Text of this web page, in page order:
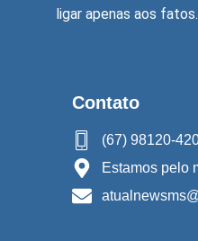
ligar apenas aos fatos.
Contato
(67) 98120-
Estamos pelo